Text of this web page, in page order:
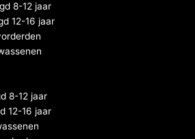
8-12 jaar
12-16 jaar
8-12 jaar
12-16 jaar